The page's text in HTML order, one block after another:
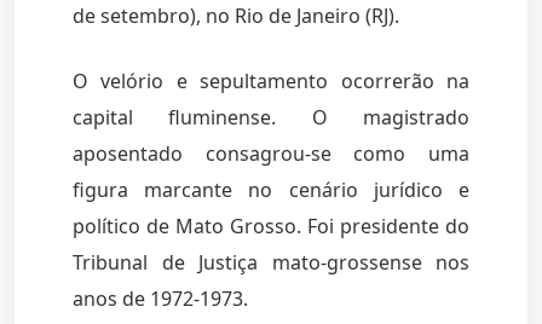
de setembro), no Rio de Janeiro (RJ).
O velório e sepultamento ocorrerão na
capital fluminense. O magistrado
aposentado consagrou-se como uma
figura marcante no cenário jurídico e
político de Mato Grosso. Foi presidente do
Tribunal de Justiça mato-grossense nos
anos de 1972-1973.